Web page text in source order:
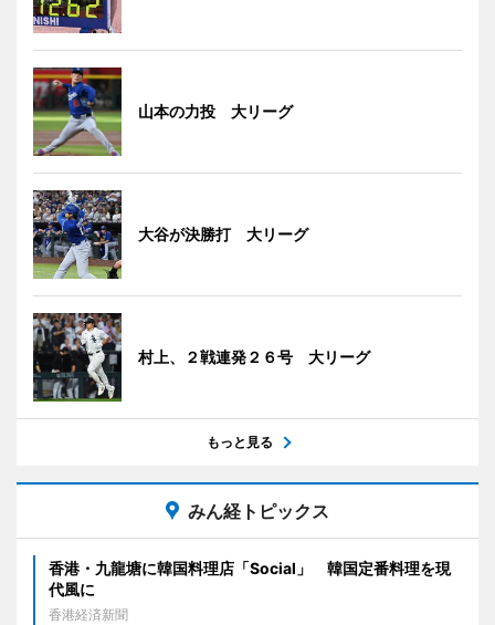
山本の力投 大リーグ
大谷が決勝打 大リーグ
村上、２戦連発２６号 大リーグ
もっと見る
みん経トピックス
香港・九龍塘に韓国料理店「Social」 韓国定番料理を現
代風に
香港経済新聞